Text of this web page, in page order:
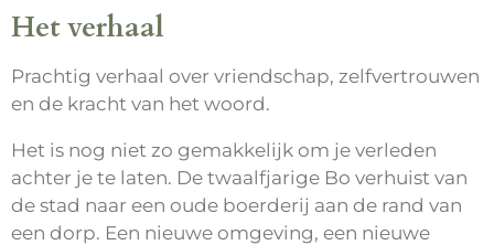
Het verhaal
Prachtig verhaal over vriendschap, zelfvertrouwen
en de kracht van het woord.
Het is nog niet zo gemakkelijk om je verleden
achter je te laten. De twaalfjarige Bo verhuist van
de stad naar een oude boerderij aan de rand van
een dorp. Een nieuwe omgeving, een nieuwe